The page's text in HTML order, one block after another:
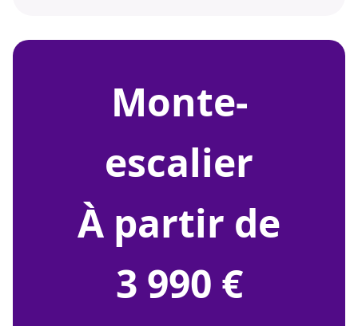
monte-
escalier
À partir de
3 990 €